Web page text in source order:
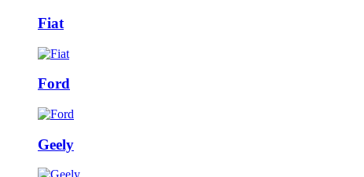
Fiat
Ford
Geely